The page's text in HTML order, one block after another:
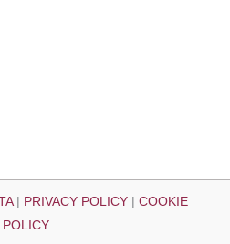
| PRIVACY POLICY| COOKIE
POLICY